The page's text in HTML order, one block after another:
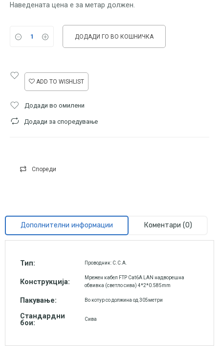
Наведената цена е за метар должен.
ДОДАДИ ГО ВО КОШНИЧКА
ADD TO WISHLIST
Додади во омилени
Додади за споредување
Спореди
Дополнителни информации Коментари (0)
Тип: Проводник: C.C.A.
Конструкција:
Мрежен кабел FTP Cat6A LAN надворешна
обвивка (светло сива) 4*2*0.585mm
Пакување: Во котур со должина од 305метри
Стандардни
бои:
Сива